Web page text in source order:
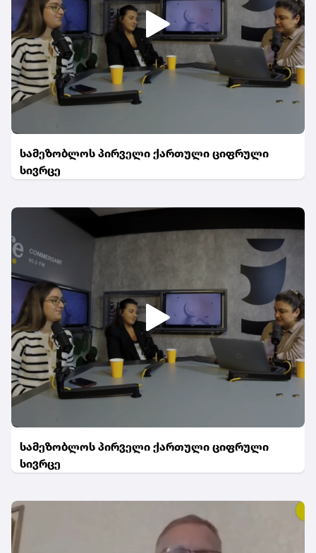
სამეზობლოს პირველი ქართული ციფრული
სივრცე
სამეზობლოს პირველი ქართული ციფრული
სივრცე